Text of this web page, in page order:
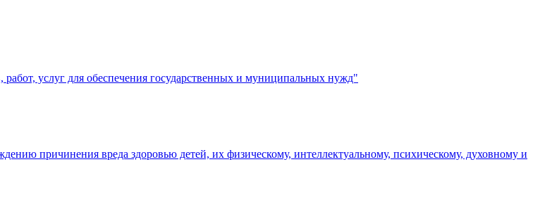
услуг для обеспечения государственных и муниципальных нужд"
причинения вреда здоровью детей, их физическому, интеллектуальному, психическому, духовному и